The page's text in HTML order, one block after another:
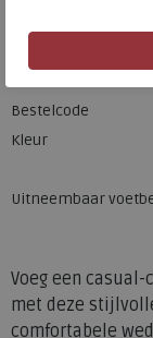
Voeg een
met deze
comfortabele
Bestelcode
Kleur
Uitneembaar